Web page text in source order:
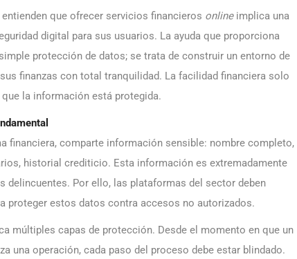
que ofrecer servicios financieros onlineimplica una
digital para sus usuarios. La ayuda que proporciona
protección de datos; se trata de construir un entorno de
finanzas con total tranquilidad. La facilidad financiera solo
la información está protegida.
financiera, comparte información sensible: nombre completo,
historial crediticio. Esta información es extremadamente
delincuentes. Por ello, las plataformas del sector deben
proteger estos datos contra accesos no autorizados.
múltiples capas de protección. Desde el momento en que un
una operación, cada paso del proceso debe estar blindado.